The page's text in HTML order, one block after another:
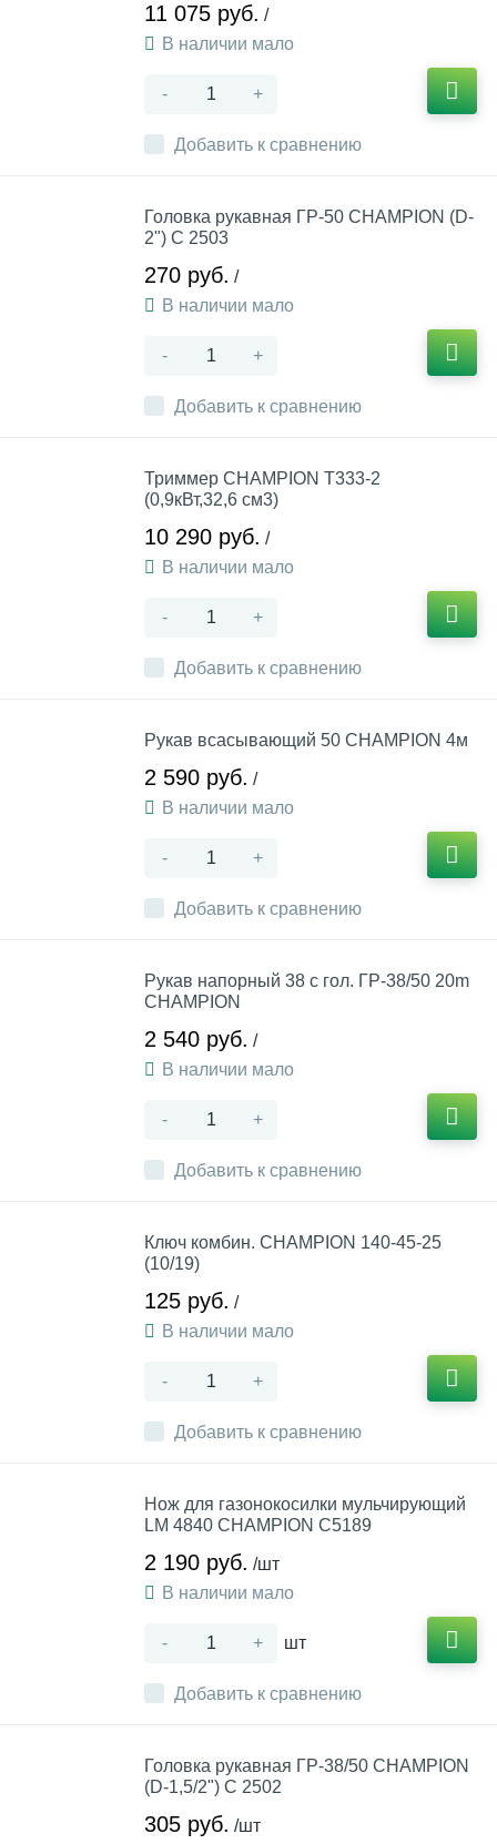
11 075 руб. /
В наличии мало
- +
Добавить к сравнению
Головка рукавная ГР-50 CHAMPION (D-
2") C 2503
270 руб. /
В наличии мало
- +
Добавить к сравнению
Триммер CHAMPION Т333-2
(0,9кВт,32,6 см3)
10 290 руб. /
В наличии мало
- +
Добавить к сравнению
Рукав всасывающий 50 CHAMPION 4м
2 590 руб. /
В наличии мало
- +
Добавить к сравнению
Рукав напорный 38 с гол. ГР-38/50 20m
CHAMPION
2 540 руб. /
В наличии мало
- +
Добавить к сравнению
Ключ комбин. CHAMPION 140-45-25
(10/19)
125 руб. /
В наличии мало
- +
Добавить к сравнению
Нож для газонокосилки мульчирующий
LM 4840 CHAMPION C5189
2 190 руб. /шт
В наличии мало
- + шт
Добавить к сравнению
Головка рукавная ГР-38/50 CHAMPION
(D-1,5/2") C 2502
305 руб. /шт